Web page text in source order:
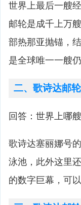
世界上最后一艘
邮轮是成千上万
部热那亚抛锚，
是全球唯一一艘
二、歌诗达邮
回答：世界上哪
歌诗达塞丽娜号
泳池，此外这里
的数字巨幕，可